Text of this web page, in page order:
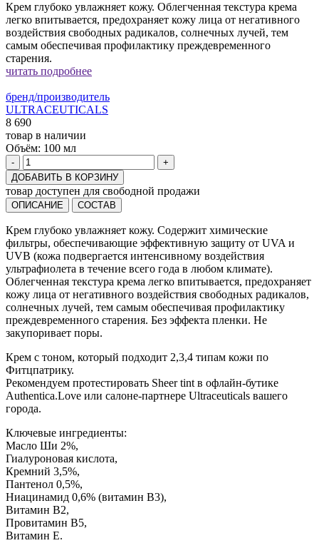
Крем глубоко увлажняет кожу. Облегченная текстура крема
легко впитывается, предохраняет кожу лица от негативного
воздействия свободных радикалов, солнечных лучей, тем
самым обеспечивая профилактику преждевременного
старения.
читать подробнее
бренд/производитель
ULTRACEUTICALS
8 690
товар в наличии
Объём: 100 мл
-
+
ДОБАВИТЬ В КОРЗИНУ
товар доступен для свободной продажи
ОПИСАНИЕ СОСТАВ
Крем глубоко увлажняет кожу. Содержит химические
фильтры, обеспечивающие эффективную защиту от UVA и
UVB (кожа подвергается интенсивному воздействия
ультрафиолета в течение всего года в любом климате).
Облегченная текстура крема легко впитывается, предохраняет
кожу лица от негативного воздействия свободных радикалов,
солнечных лучей, тем самым обеспечивая профилактику
преждевременного старения. Без эффекта пленки. Не
закупоривает поры.
Крем с тоном, который подходит 2,3,4 типам кожи по
Фитцпатрику.
Рекомендуем протестировать Sheer tint в офлайн-бутике
Authentica.Love или салоне-партнере Ultraceuticals вашего
города.
Ключевые ингредиенты:
Масло Ши 2%,
Гиалуроновая кислота,
Кремний 3,5%,
Пантенол 0,5%,
Ниацинамид 0,6% (витамин В3),
Витамин В2,
Провитамин В5,
Витамин Е.